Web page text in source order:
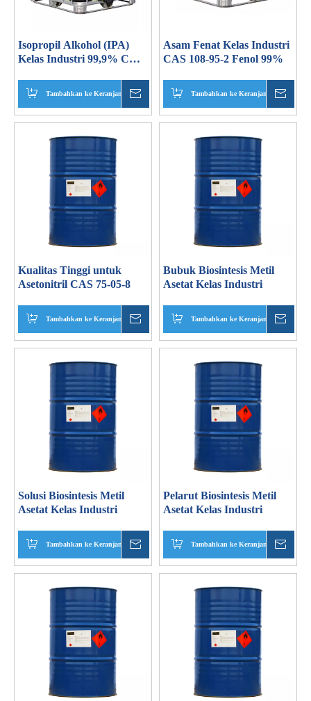
Isopropil Alkohol (IPA)
Kelas Industri 99,9% CAS
Tambahkan ke Keranjang Menanyakan
Asam Fenat Kelas Industri
CAS 108-95-2 Fenol 99%
Tambahkan ke Keranjang
Kualitas Tinggi untuk
Asetonitril CAS 75-05-8
Tambahkan ke Keranjang Menanyakan
Bubuk Biosintesis Metil
Asetat Kelas Industri
Tambahkan ke Keranjang
Solusi Biosintesis Metil
Asetat Kelas Industri
Tambahkan ke Keranjang Menanyakan
Pelarut Biosintesis Metil
Asetat Kelas Industri
Tambahkan ke Keranjang